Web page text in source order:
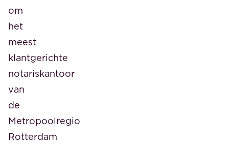
om
het
meest
klantgerichte
notariskantoor
van
de
Metropoolregio
Rotterdam